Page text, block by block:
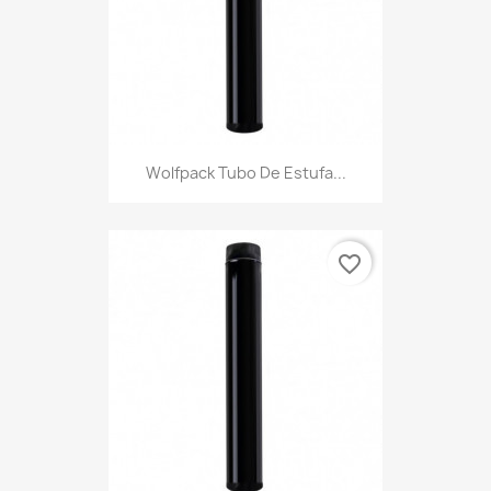
Wolfpack Tubo De Estufa...
favorite_border